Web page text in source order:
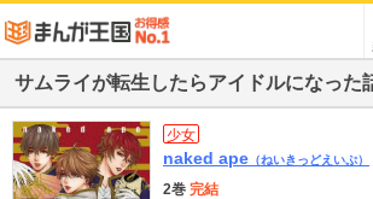
サムライが転生したらアイドルになった
少女
naked ape （ねいきっどえいぷ）
2巻 完結